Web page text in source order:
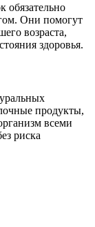
обязательно
Они помогут
возраста,
здоровья.
продукты,
всеми
риска